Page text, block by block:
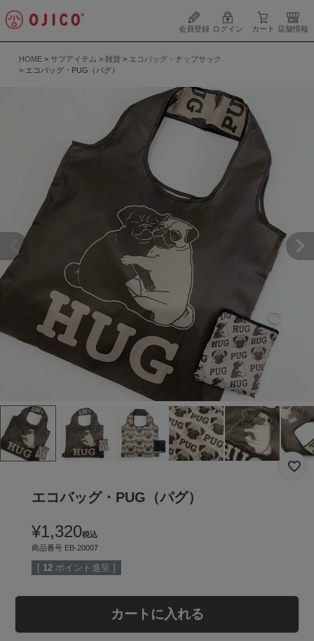
会員登録 ログイン カート 店舗情報
HOME サブアイテム 雑貨
エコバッグ・ナップサック
エコバッグ・PUG（パグ）
エコバッグ・PUG（パグ）
¥1,320税込
商品番号 EB-20007
[ 12 ポイント進呈 ]
カートに入れる